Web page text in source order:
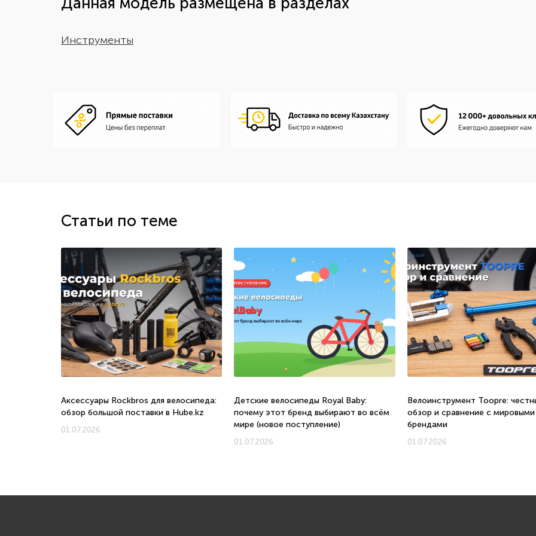
Инструменты
Статьи по теме
Аксессуары Rockbros для велосипеда:
обзор большой поставки в Hube.kz
01.07.2026
Детские велосипеды Royal Baby:
почему этот бренд выбирают во всём
мире (новое поступление)
01.07.2026
Велоинструмент Toopre:
обзор и сравнение с мировыми
брендами
01.07.2026